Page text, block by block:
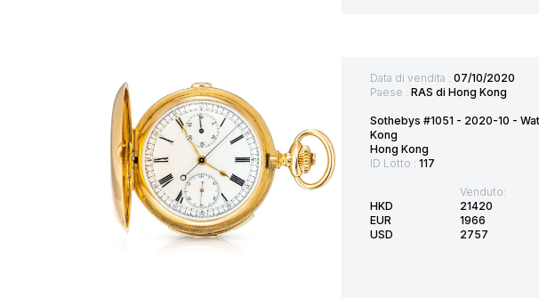
Data di vendita : 07/10/2020
Paese : RAS di Hong Kong
Sothebys #1051 - 2020-10 -
Kong
Hong Kong
ID Lotto : 117
HKD
EUR
USD
Venduto:
21420
1966
2757